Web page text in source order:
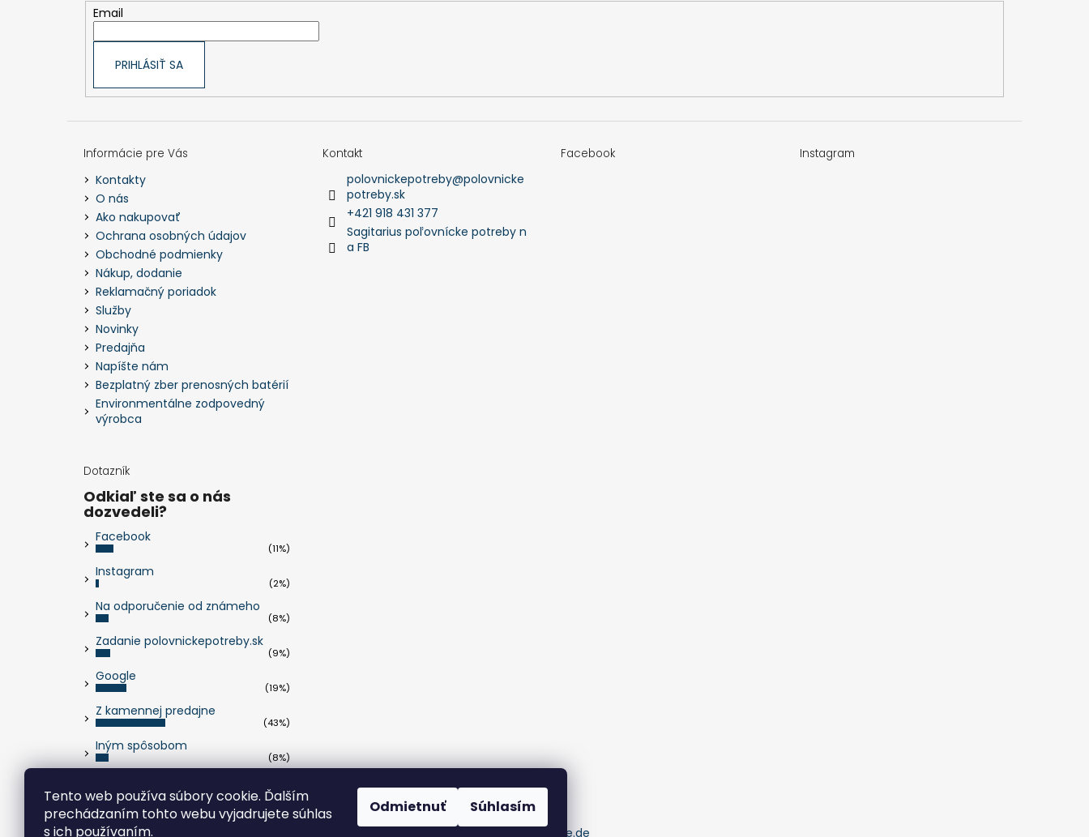
Tento web používa súbory cookie. Ďalším
prechádzaním tohto webu vyjadrujete súhlas
s ich používaním.
Odmietnuť Súhlasím
Email
PRIHLÁSIŤ SA
Informácie pre Vás
Kontakty
O nás
Ako nakupovať
Ochrana osobných údajov
Obchodné podmienky
Nákup, dodanie
Reklamačný poriadok
Služby
Novinky
Predajňa
Napíšte nám
Bezplatný zber prenosných batérií
Environmentálne zodpovedný
výrobca
Kontakt
polovnickepotreby@polovnicke
potreby.sk
+421 918 431 377
Sagitarius poľovnícke potreby n
a FB
Facebook Instagram
Dotazník
Odkiaľ ste sa o nás
dozvedeli?
Facebook
(11%)
Instagram
(2%)
Na odporučenie od známeho
(8%)
Zadanie polovnickepotreby.sk
(9%)
Google
(19%)
Z kamennej predajne
(43%)
Iným spôsobom
(8%)
pumaknife.de